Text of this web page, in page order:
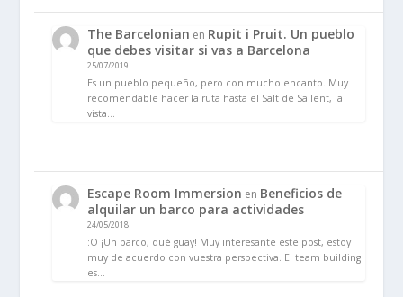
The Barcelonian en Rupit i Pruit. Un pueblo
que debes visitar si vas a Barcelona
25/07/2019
Es un pueblo pequeño, pero con mucho encanto. Muy
recomendable hacer la ruta hasta el Salt de Sallent, la
vista…
Escape Room Immersion en Beneficios de
alquilar un barco para actividades
24/05/2018
:O ¡Un barco, qué guay! Muy interesante este post, estoy
muy de acuerdo con vuestra perspectiva. El team building
es…